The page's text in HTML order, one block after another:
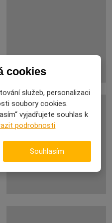
cookies
služeb, personalizaci
soubory cookies.
vyjadřujete souhlas k
podrobnosti
Souhlasím